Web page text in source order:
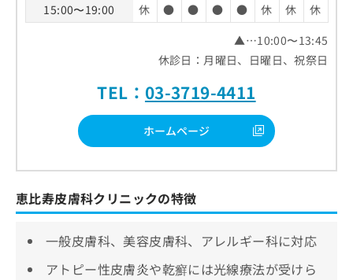
15:00〜19:00
休 ● ● ● ● 休 休
休
▲…10:00〜13:45
休診日：月曜日、日曜日、祝祭日
TEL： 03-3719-4411
ホームページ
恵比寿皮膚科クリニックの特徴
一般皮膚科、美容皮膚科、アレルギー科に対応
アトピー性皮膚炎や乾癬には光線療法が受けら